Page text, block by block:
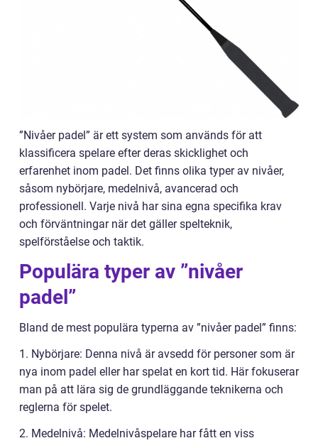
”Nivåer padel” är ett system som används för att
klassificera spelare efter deras skicklighet och
erfarenhet inom padel. Det finns olika typer av nivåer,
såsom nybörjare, medelnivå, avancerad och
professionell. Varje nivå har sina egna specifika krav
och förväntningar när det gäller spelteknik,
spelförståelse och taktik.
Populära typer av ”nivåer
padel”
Bland de mest populära typerna av ”nivåer padel” finns:
1. Nybörjare: Denna nivå är avsedd för personer som är
nya inom padel eller har spelat en kort tid. Här fokuserar
man på att lära sig de grundläggande teknikerna och
reglerna för spelet.
2. Medelnivå: Medelnivåspelare har fått en viss